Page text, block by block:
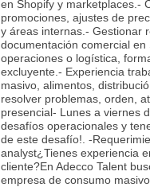
en Shopify y marketplaces.-
promociones, ajustes de
y áreas internas.- Gestionar
documentación comercial
operaciones o logística,
excluyente.- Experiencia
masivo, alimentos,
resolver problemas, orden,
presencial- Lunes a viernes
desafíos operacionales y
de este desafío!. -
analyst¿Tienes experiencia
cliente?En Adecco Talent
empresa de consumo